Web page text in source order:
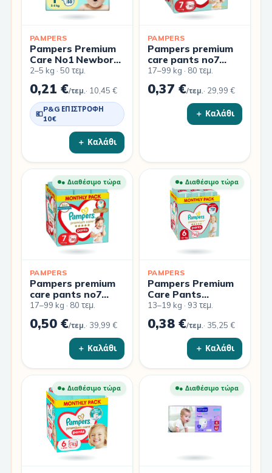
PAMPERS
Pampers Premium
Care No1 Newborn
2-5 kg 50τμχ
2–5 kg · 50 τεμ.
0,21 €/τεμ. · 10,45 €
💶
P&G ΕΠΙΣΤΡΟΦΉ
10€
＋ Καλάθι
PAMPERS
Pampers premium
care pants no7
monthly pack
Συνδρομητικό
17–99 kg · 80 τεμ.
0,37 €/τεμ. · 29,99 €
＋ Καλάθι
● Διαθέσιμο τώρα
PAMPERS
Pampers premium
care pants no7
monthly pack
17–99 kg · 80 τεμ.
0,50 €/τεμ. · 39,99 €
＋ Καλάθι
● Διαθέσιμο τώρα
PAMPERS
Pampers Premium
Care Pants
Monthly Pack
19kg
13–19 kg · 93 τεμ.
0,38 €/τεμ. · 35,25 €
＋ Καλάθι
● Διαθέσιμο τώρα ● Διαθέσιμο τώρα